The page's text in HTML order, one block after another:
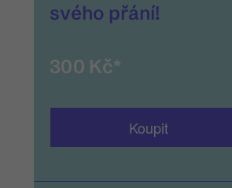
svého přání!
300 Kč*
Koupit